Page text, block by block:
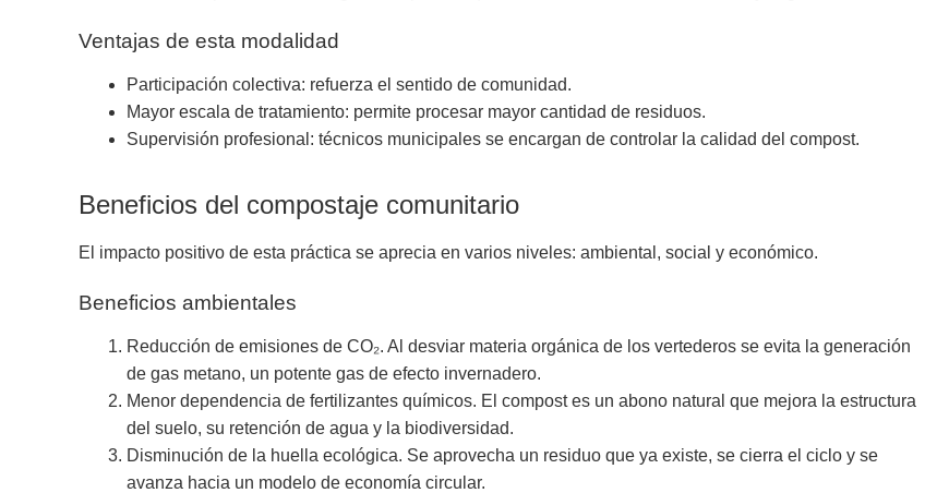
Ventajas de esta modalidad
Participación colectiva: refuerza el sentido de comunidad.
Mayor escala de tratamiento: permite procesar mayor cantidad de residuos.
Supervisión profesional: técnicos municipales se encargan de controlar la calidad del compost.
Beneficios del compostaje comunitario
El impacto positivo de esta práctica se aprecia en varios niveles: ambiental, social y económico.
Beneficios ambientales
Reducción de emisiones de CO₂. Al desviar materia orgánica de los vertederos se evita la generación
de gas metano, un potente gas de efecto invernadero.
Menor dependencia de fertilizantes químicos. El compost es un abono natural que mejora la estructura
del suelo, su retención de agua y la biodiversidad.
Disminución de la huella ecológica. Se aprovecha un residuo que ya existe, se cierra el ciclo y se
avanza hacia un modelo de economía circular.